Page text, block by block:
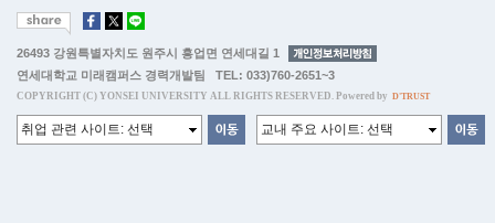
26493 강원특별자치도 원주시 흥업면 연세대길 1
연세대학교 미래캠퍼스 경력개발팀 TEL: 033)760-2651~3
COPYRIGHT (C) YONSEI UNIVERSITY ALL RIGHTS RESERVED. Powered by D'TRUST